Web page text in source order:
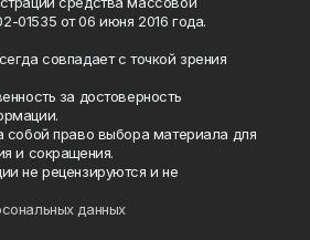
от 06 июня 2016 года.
совпадает с точкой зрения
за достоверность
собой право выбора материала для
и сокращения.
не рецензируются и не
данных